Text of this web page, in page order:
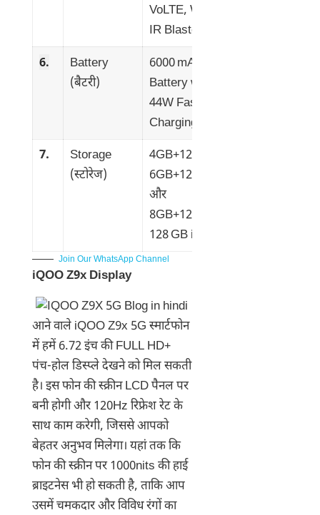
VoLTE, Wi-Fi,
IR Blaster
6.
Battery
(बैटरी)
6000 mAh
Battery with
44W Fast
Charging
7.
Storage
(स्टोरेज)
4GB+128GB,
6GB+128GB
और
8GB+128GB
128 GB inbuilt
Join Our WhatsApp Channel
iQOO Z9x Display
आने वाले iQOO Z9x 5G स्मार्टफोन
में हमें 6.72 इंच की FULL HD+
पंच-होल डिस्प्ले देखने को मिल सकती
है। इस फोन की स्क्रीन LCD पैनल पर
बनी होगी और 120Hz रिफ्रेश रेट के
साथ काम करेगी, जिससे आपको
बेहतर अनुभव मिलेगा। यहां तक कि
फोन की स्क्रीन पर 1000nits की हाई
ब्राइटनेस भी हो सकती है, ताकि आप
उसमें चमकदार और विविध रंगों का